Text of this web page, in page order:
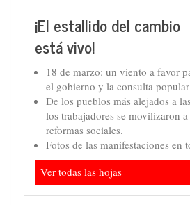
¡El estallido del cambio
está vivo!
18 de marzo: un viento a favor
el gobierno y la consulta popular
De los pueblos más alejados a
los trabajadores se movilizaron
reformas sociales.
Fotos de las manifestaciones en
Ver todas las hojas